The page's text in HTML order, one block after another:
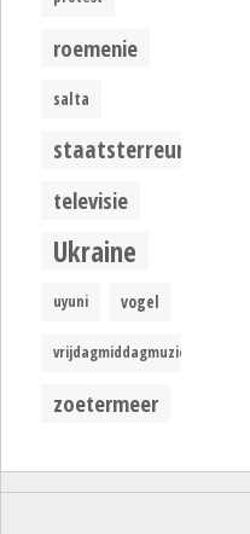
roemenie
salta
staatsterreur
televisie
Ukraine
uyuni vogel
vrijdagmiddagmuziek
zoetermeer